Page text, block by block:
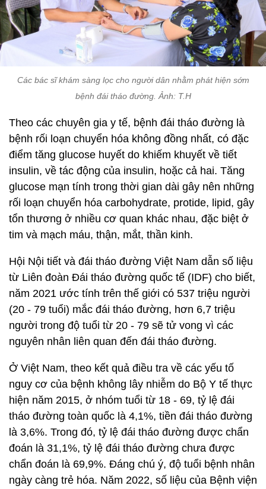
Các bác sĩ khám sàng lọc cho người dân nhằm phát hiện sớm
bệnh đái tháo đường. Ảnh: T.H
Theo các chuyên gia y tế, bệnh đái tháo đường là
bệnh rối loạn chuyển hóa không đồng nhất, có đặc
điểm tăng glucose huyết do khiếm khuyết về tiết
insulin, về tác động của insulin, hoặc cả hai. Tăng
glucose mạn tính trong thời gian dài gây nên những
rối loạn chuyển hóa carbohydrate, protide, lipid, gây
tổn thương ở nhiều cơ quan khác nhau, đặc biệt ở
tim và mạch máu, thận, mắt, thần kinh.
Hội Nội tiết và đái tháo đường Việt Nam dẫn số liệu
từ Liên đoàn Đái tháo đường quốc tế (IDF) cho biết,
năm 2021 ước tính trên thế giới có 537 triệu người
(20 - 79 tuổi) mắc đái tháo đường, hơn 6,7 triệu
người trong độ tuổi từ 20 - 79 sẽ tử vong vì các
nguyên nhân liên quan đến đái tháo đường.
Ở Việt Nam, theo kết quả điều tra về các yếu tố
nguy cơ của bệnh không lây nhiễm do Bộ Y tế thực
hiện năm 2015, ở nhóm tuổi từ 18 - 69, tỷ lệ đái
tháo đường toàn quốc là 4,1%, tiền đái tháo đường
là 3,6%. Trong đó, tỷ lệ đái tháo đường được chẩn
đoán là 31,1%, tỷ lệ đái tháo đường chưa được
chẩn đoán là 69,9%. Đáng chú ý, độ tuổi bệnh nhân
ngày càng trẻ hóa. Năm 2022, số liệu của Bệnh viện